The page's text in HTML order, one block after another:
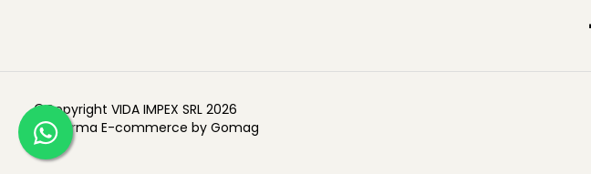
©Copyright VIDA IMPEX SRL 2026
Platforma E-commerce by Gomag